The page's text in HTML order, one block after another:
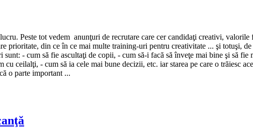
Peste tot vedem anunţuri de recrutare care cer candidaţi creativi, valorile
prioritate, din ce în ce mai multe training-uri pentru creativitate ... şi totuşi,
- cum să fie ascultaţi de copii, - cum să-i facă să înveţe mai bine şi să
ceilalţi, - cum să ia cele mai bune decizii, etc. iar starea pe care o trăiesc
o parte important ...